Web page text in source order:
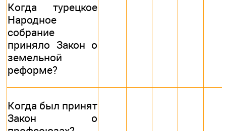
Когда турецкое
Народное
собрание
приняло Закон о
земельной
реформе?
Когда был принят
Закон о